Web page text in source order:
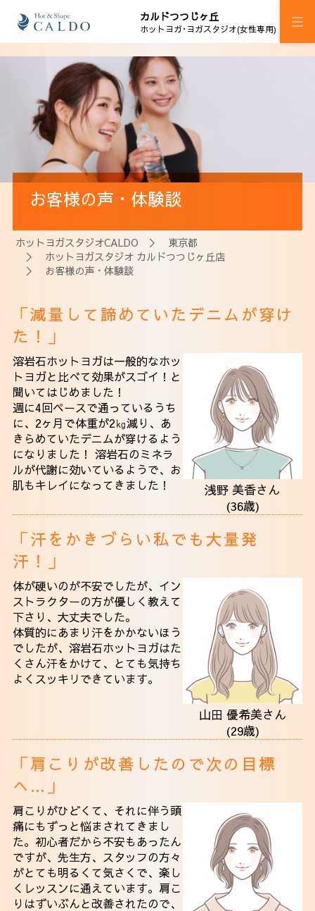
カルドつつじヶ丘
ホットヨガ･ヨガスタジオ(女性専用)
施設案内
プログラム
スケジュール
料金
ウェルチケ
法人会員
アクセス
お客様の声・体験談
ホットヨガスタジオCALDO ＞ 東京都
＞ ホットヨガスタジオ カルドつつじヶ丘店
＞ お客様の声・体験談
「減量して諦めていたデニムが穿け
た！」
浅野 美香さん
(36歳)
溶岩石ホットヨガは一般的なホッ
トヨガと比べて効果がスゴイ！と
聞いてはじめました！
週に4回ペースで通っているうち
に、2ヶ月で体重が2㎏減り、あ
きらめていたデニムが穿けるよう
になりました！ 溶岩石のミネラ
ルが代謝に効いているようで、お
肌もキレイになってきました！
「汗をかきづらい私でも大量発
汗！」
山田 優希美さん
(29歳)
体が硬いのが不安でしたが、イン
ストラクターの方が優しく教えて
下さり、大丈夫でした。
体質的にあまり汗をかかないほう
でしたが、溶岩石ホットヨガはた
くさん汗をかけて、とても気持ち
よくスッキリできています。
「肩こりが改善したので次の目標
へ…」
肩こりがひどくて、それに伴う頭
痛にもずっと悩まされてきまし
た。初心者だから不安もあったん
ですが、先生方、スタッフの方々
がとても明るくて気さくで、楽し
くレッスンに通えています。肩こ
りはずいぶんと改善されたので、